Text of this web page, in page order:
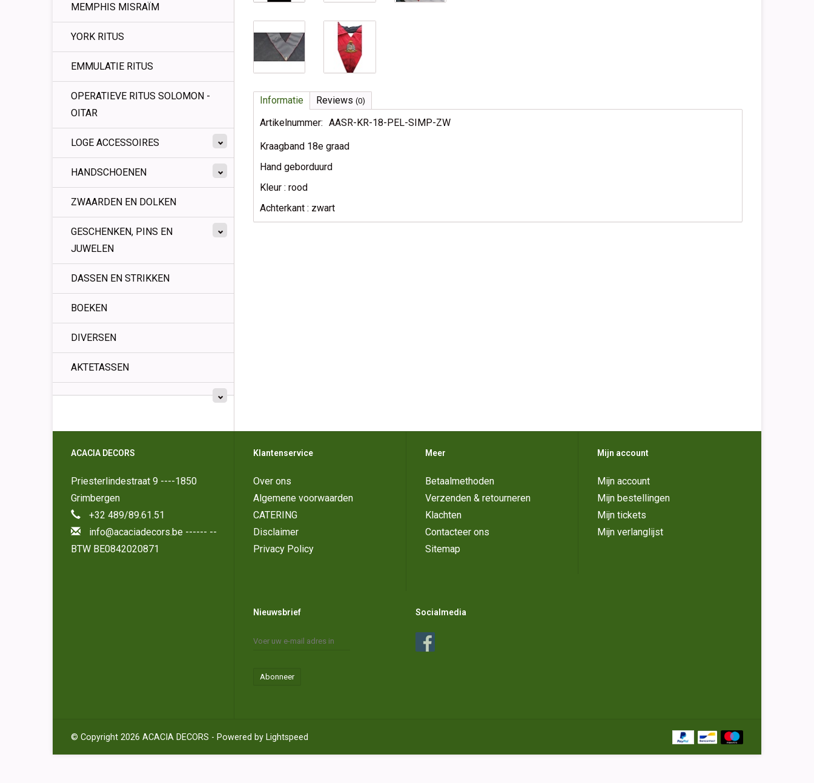
MEMPHIS MISRAÏM
YORK RITUS
EMMULATIE RITUS
OPERATIEVE RITUS SOLOMON -
OITAR
LOGE ACCESSOIRES
HANDSCHOENEN
ZWAARDEN EN DOLKEN
GESCHENKEN, PINS EN
JUWELEN
DASSEN EN STRIKKEN
BOEKEN
DIVERSEN
AKTETASSEN
Informatie Reviews (0)
Artikelnummer: AASR-KR-18-PEL-SIMP-ZW
Kraagband 18e graad
Hand geborduurd
Kleur : rood
Achterkant : zwart
ACACIA DECORS
Priesterlindestraat 9 ----1850
Grimbergen
+32 489/89.61.51
info@acaciadecors.be ------ --
BTW BE0842020871
Klantenservice
Over ons
Algemene voorwaarden
CATERING
Disclaimer
Privacy Policy
Meer
Betaalmethoden
Verzenden & retourneren
Klachten
Contacteer ons
Sitemap
Mijn account
Mijn account
Mijn bestellingen
Mijn tickets
Mijn verlanglijst
Nieuwsbrief
Abonneer
Socialmedia
© Copyright 2026 ACACIA DECORS - Powered by Lightspeed